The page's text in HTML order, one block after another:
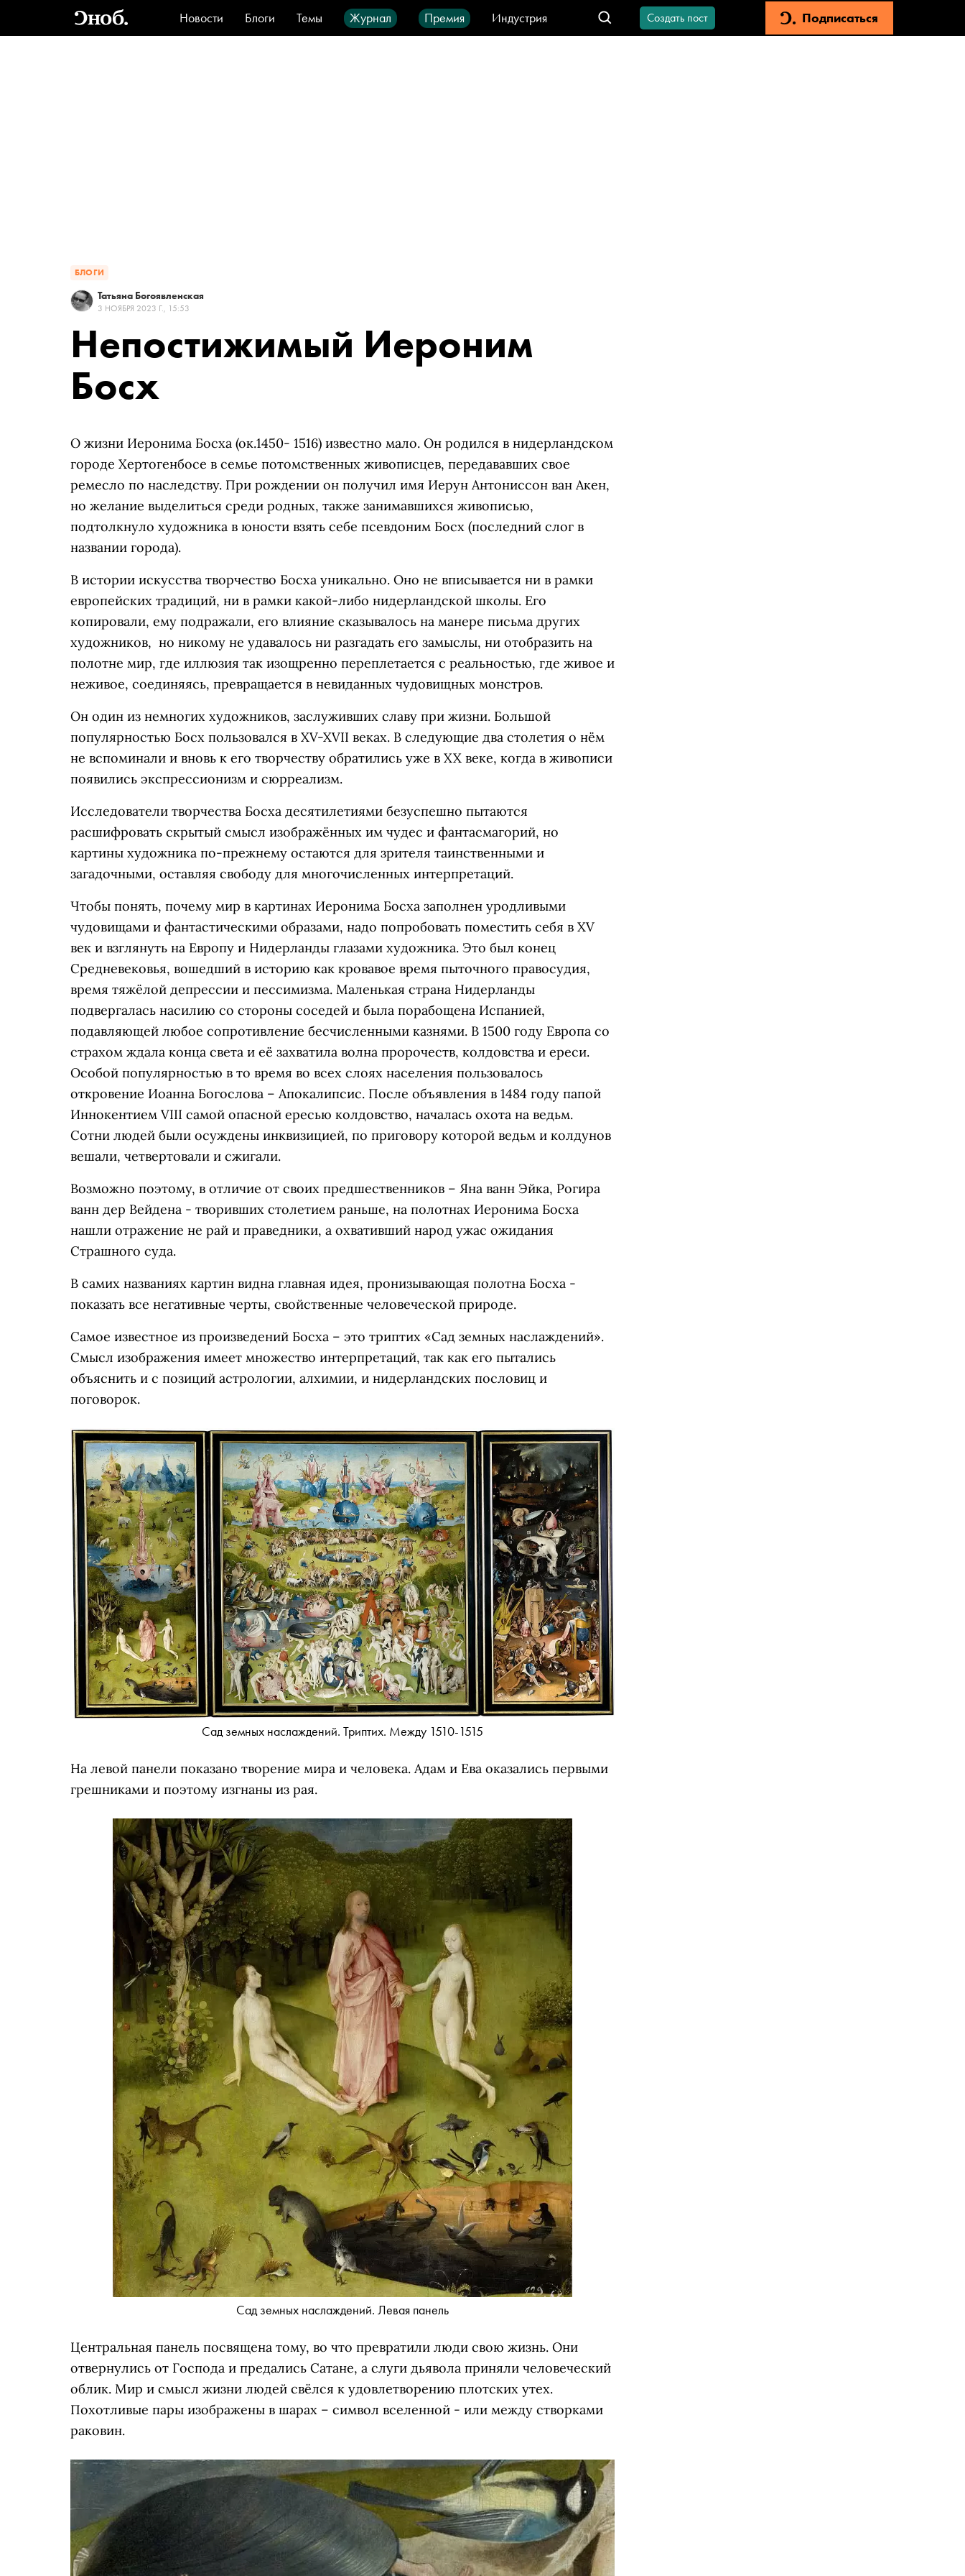
Новости Блоги Темы Журнал Премия
Индустрия
Стиль
Видео Город IT-продукты
Создать пост Подписаться
БЛОГИ
Татьяна Богоявленская
3 НОЯБРЯ 2023 Г., 15:53
Непостижимый Иероним
Босх
О жизни Иеронима Босха (ок.1450- 1516) известно мало. Он родился в нидерландском
городе Хертогенбосе в семье потомственных живописцев, передававших свое
ремесло по наследству. При рождении он получил имя Иерун Антониссон ван Акен,
но желание выделиться среди родных, также занимавшихся живописью,
подтолкнуло художника в юности взять себе псевдоним Босх (последний слог в
названии города).
В истории искусства творчество Босха уникально. Оно не вписывается ни в рамки
европейских традиций, ни в рамки какой-либо нидерландской школы. Его
копировали, ему подражали, его влияние сказывалось на манере письма других
художников, но никому не удавалось ни разгадать его замыслы, ни отобразить на
полотне мир, где иллюзия так изощренно переплетается с реальностью, где живое и
неживое, соединяясь, превращается в невиданных чудовищных монстров.
Он один из немногих художников, заслуживших славу при жизни. Большой
популярностью Босх пользовался в XV-XVII веках. В следующие два столетия о нём
не вспоминали и вновь к его творчеству обратились уже в XX веке, когда в живописи
появились экспрессионизм и сюрреализм.
Исследователи творчества Босха десятилетиями безуспешно пытаются
расшифровать скрытый смысл изображённых им чудес и фантасмагорий, но
картины художника по-прежнему остаются для зрителя таинственными и
загадочными, оставляя свободу для многочисленных интерпретаций.
Чтобы понять, почему мир в картинах Иеронима Босха заполнен уродливыми
чудовищами и фантастическими образами, надо попробовать поместить себя в XV
век и взглянуть на Европу и Нидерланды глазами художника. Это был конец
Средневековья, вошедший в историю как кровавое время пыточного правосудия,
время тяжёлой депрессии и пессимизма. Маленькая страна Нидерланды
подвергалась насилию со стороны соседей и была порабощена Испанией,
подавляющей любое сопротивление бесчисленными казнями. В 1500 году Европа со
страхом ждала конца света и её захватила волна пророчеств, колдовства и ереси.
Особой популярностью в то время во всех слоях населения пользовалось
откровение Иоанна Богослова – Апокалипсис. После объявления в 1484 году папой
Иннокентием VIII самой опасной ересью колдовство, началась охота на ведьм.
Сотни людей были осуждены инквизицией, по приговору которой ведьм и колдунов
вешали, четвертовали и сжигали.
Возможно поэтому, в отличие от своих предшественников – Яна ванн Эйка, Рогира
ванн дер Вейдена - творивших столетием раньше, на полотнах Иеронима Босха
нашли отражение не рай и праведники, а охвативший народ ужас ожидания
Страшного суда.
В самих названиях картин видна главная идея, пронизывающая полотна Босха -
показать все негативные черты, свойственные человеческой природе.
Самое известное из произведений Босха – это триптих «Сад земных наслаждений».
Смысл изображения имеет множество интерпретаций, так как его пытались
объяснить и с позиций астрологии, алхимии, и нидерландских пословиц и
поговорок.
Сад земных наслаждений. Триптих. Между 1510-1515
На левой панели показано творение мира и человека. Адам и Ева оказались первыми
грешниками и поэтому изгнаны из рая.
Сад земных наслаждений. Левая панель
Центральная панель посвящена тому, во что превратили люди свою жизнь. Они
отвернулись от Господа и предались Сатане, а слуги дьявола приняли человеческий
облик. Мир и смысл жизни людей свёлся к удовлетворению плотских утех.
Похотливые пары изображены в шарах – символ вселенной - или между створками
раковин.